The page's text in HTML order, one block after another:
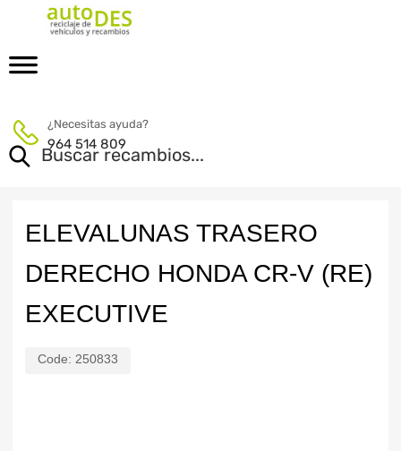
¿Necesitas ayuda?
964 514 809
ELEVALUNAS TRASERO
DERECHO HONDA CR-V (RE)
EXECUTIVE
Code: 250833